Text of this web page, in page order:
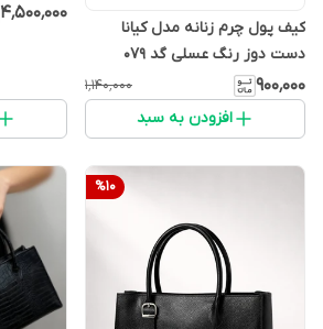
کیف پول چرم زنانه مدل کیانا
دست دوز رنگ عسلی گد ۰۷۹
۹۰۰٬۰۰۰ ۱٬۱۴۰٬۰۰۰
افزودن به سبد
۴٬۵۰۰٬۰۰۰
%10